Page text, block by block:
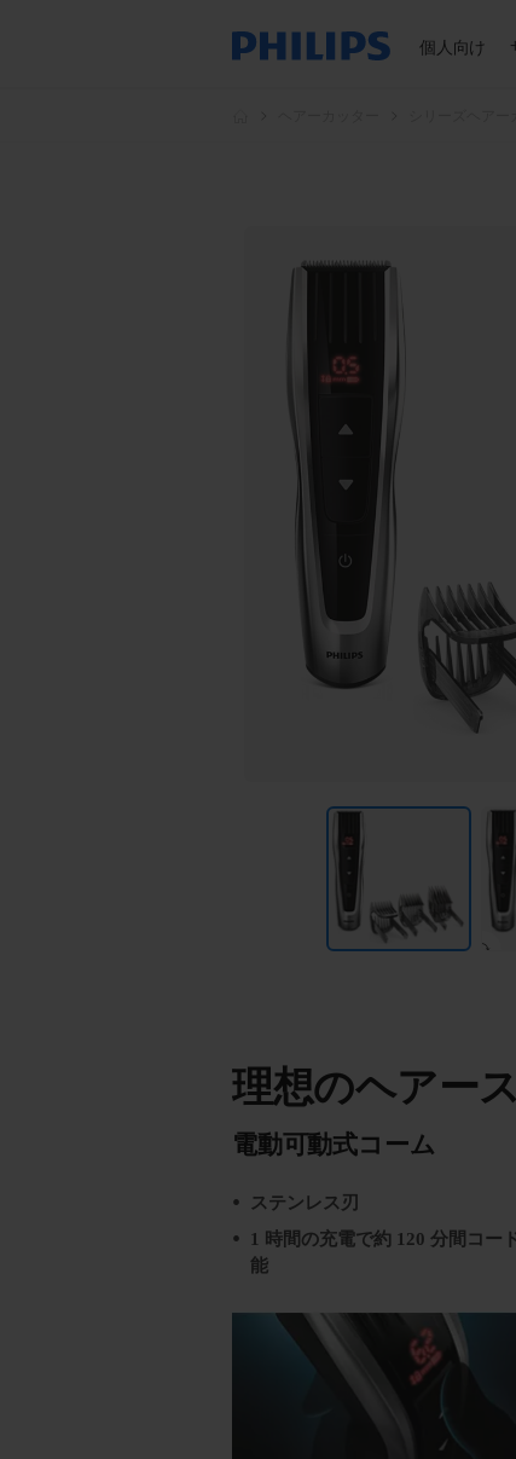
個人向け
理想のヘアー
電動可動式コーム
ステンレス刃
1 時間の充電で約 120 分間コー
能